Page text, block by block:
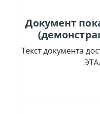
Документ
Текст документа